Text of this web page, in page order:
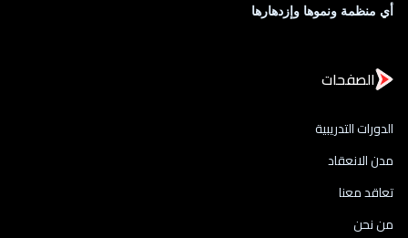
أي منظمة ونموها وإزدهارها
الصفحات
الدورات التدريبية
مدن الانعقاد
تعاقد معنا
من نحن